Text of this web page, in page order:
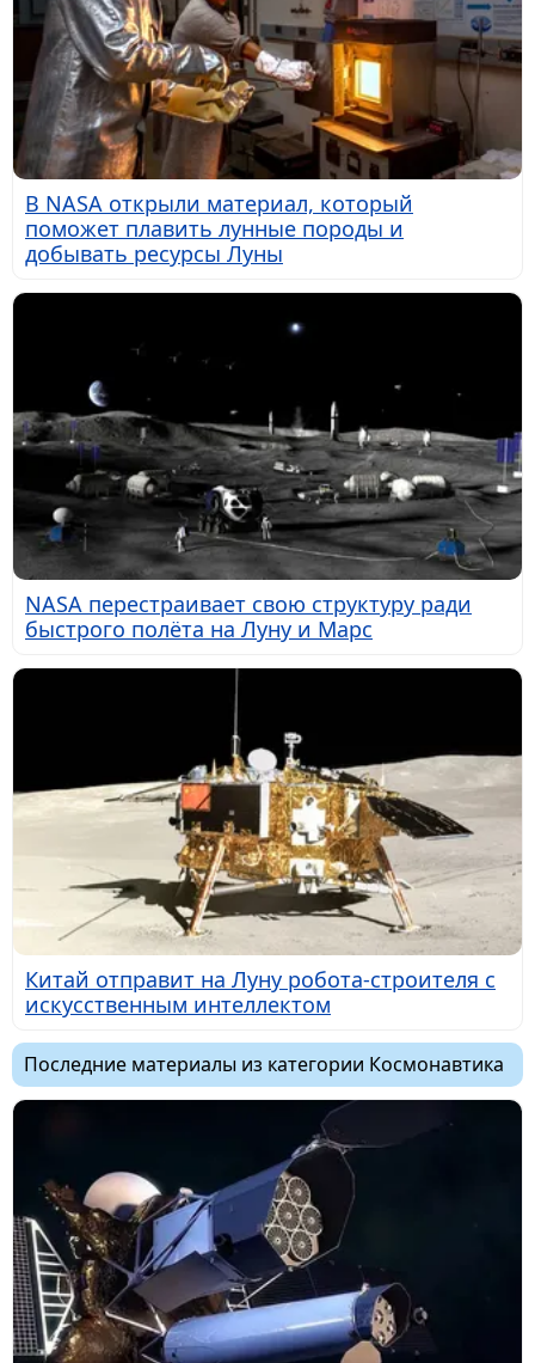
В NASA открыли материал, который
поможет плавить лунные породы и
добывать ресурсы Луны
NASA перестраивает свою структуру ради
быстрого полёта на Луну и Марс
Китай отправит на Луну робота-строителя с
искусственным интеллектом
Последние материалы из категории Космонавтика